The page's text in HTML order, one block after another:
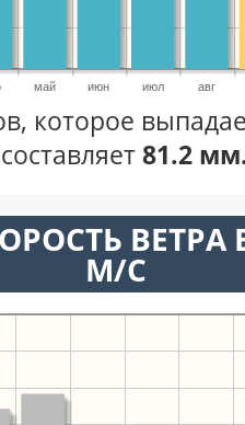
май июн июл авг
которое
81.2
ВЕТРА
М/С